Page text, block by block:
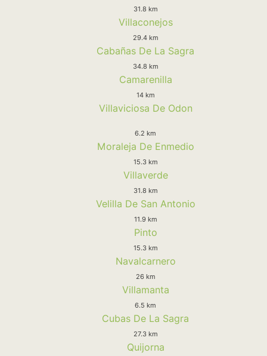
31.8 km
Villaconejos
29.4 km
Cabañas De La Sagra
34.8 km
Camarenilla
14 km
Villaviciosa De Odon
6.2 km
Moraleja De Enmedio
15.3 km
Villaverde
31.8 km
Velilla De San Antonio
11.9 km
Pinto
15.3 km
Navalcarnero
26 km
Villamanta
6.5 km
Cubas De La Sagra
27.3 km
Quijorna